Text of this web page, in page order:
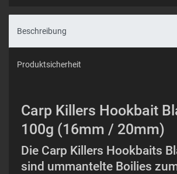
Beschreibung
Produktsicherheit
Carp Killers Hookbait
100g (16mm / 20mm)
Die Carp Killers Hookbaits
sind ummantelte Boilies